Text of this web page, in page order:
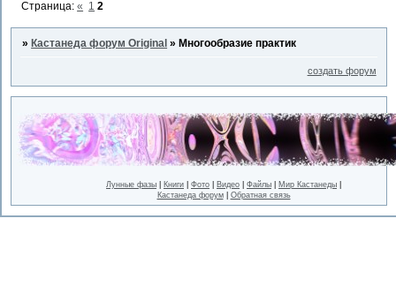
Страница:« 1 2
»Кастанеда форум Original »Многообразие практик
создать форум
Лунные фазы Книги Фото Видео Файлы Мир Кастанеды
Кастанеда форум| Обратная связь